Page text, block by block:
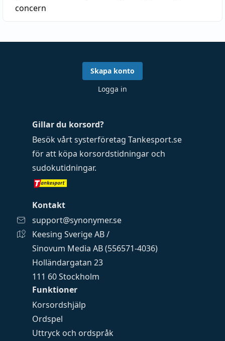
concern
Funktioner
Korsordshjälp
Ordspel
Uttryck och ordspråk
Gillar du korsord?
Besök vårt systerföretag Tankesport.se
för att köpa korsordstidningar och
sudokutidningar.
Kontakt
support@synonymer.se
Keesing Sverige AB /
Sinovum Media AB (556571-4036)
Holländargatan 23
111 60 Stockholm
Skapa konto
Logga in